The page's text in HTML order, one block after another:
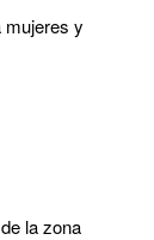
mujeres y
la zona